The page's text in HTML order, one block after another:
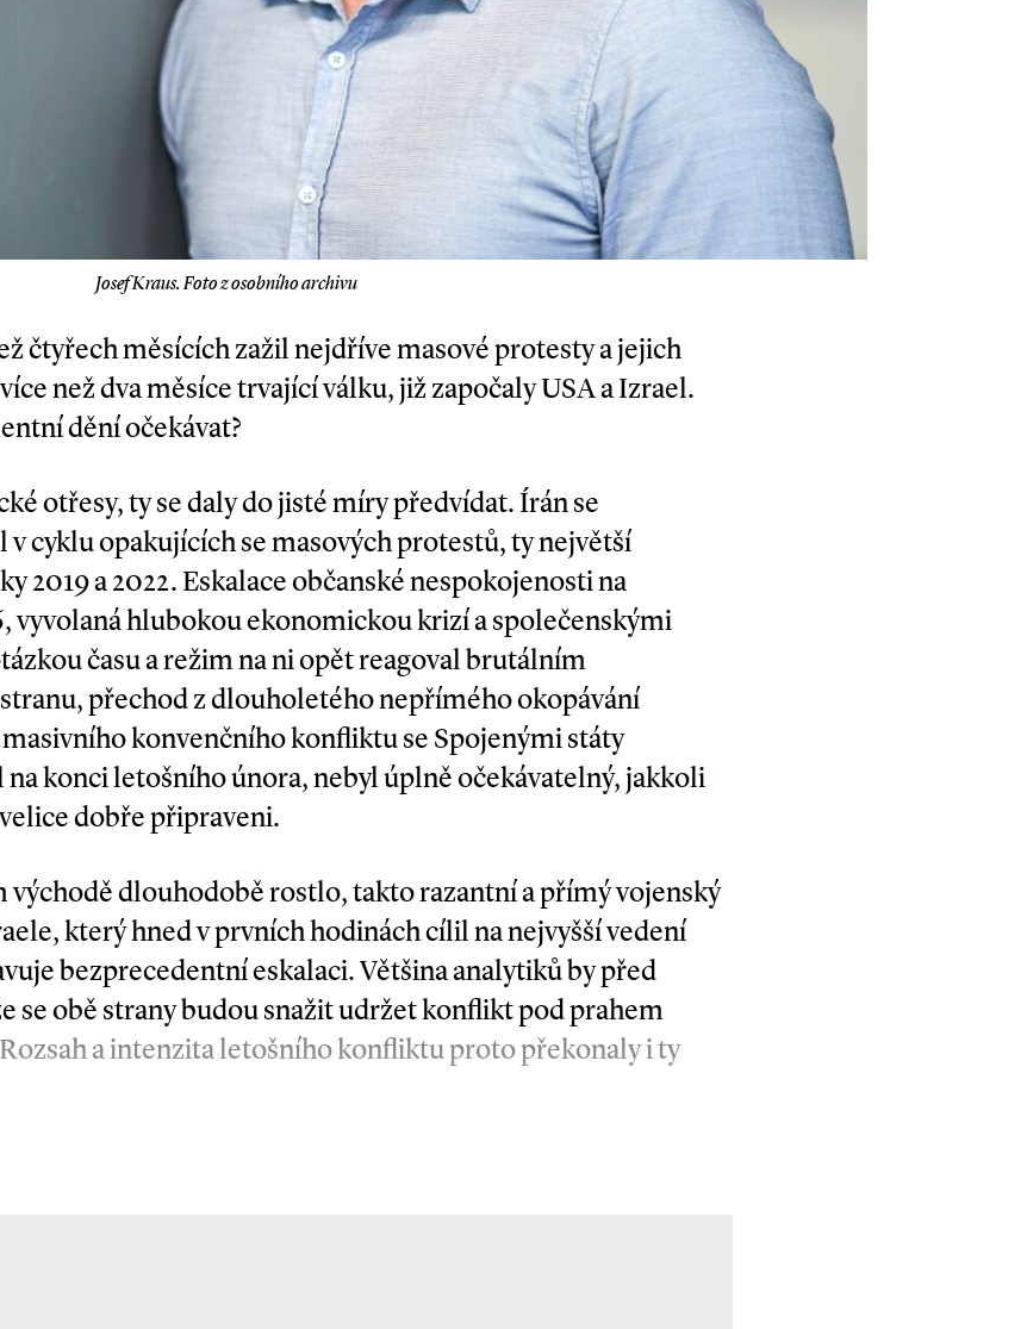
Josef Kraus. Foto z osobního archivu
čtyřech měsících zažil nejdříve masové protesty a jejich
než dva měsíce trvající válku, již započaly USA a Izrael.
dění očekávat?
otřesy, ty se daly do jisté míry předvídat. Írán se
cyklu opakujících se masových protestů, ty největší
2019 a 2022. Eskalace občanské nespokojenosti na
vyvolaná hlubokou ekonomickou krizí a společenskými
času a režim na ni opět reagoval brutálním
přechod z dlouholetého nepřímého okopávání
konvenčního konfliktu se Spojenými státy
konci letošního února, nebyl úplně očekávatelný, jakkoli
dobře připraveni.
východě dlouhodobě rostlo, takto razantní a přímý vojenský
který hned v prvních hodinách cílil na nejvyšší vedení
bezprecedentní eskalaci. Většina analytiků by před
se obě strany budou snažit udržet konflikt pod prahem
a intenzita letošního konfliktu proto překonaly i ty